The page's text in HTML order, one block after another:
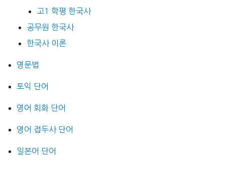
고1 학평 한국사
공무원 한국사
한국사 이론
영문법
토익 단어
영어 회화 단어
영어 접두사 단어
일본어 단어